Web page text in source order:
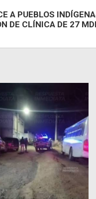
A PUEBLOS
DE CLÍNICA DE 27